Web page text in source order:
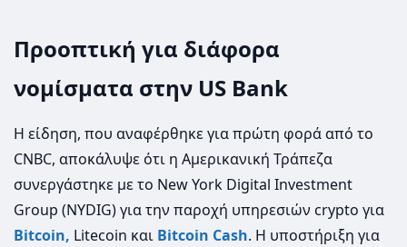
Προοπτική για διάφορα
νομίσματα στην US Bank
Η είδηση, που αναφέρθηκε για πρώτη φορά από το
CNBC, αποκάλυψε ότι η Αμερικανική Τράπεζα
συνεργάστηκε με το New York Digital Investment
Group (NYDIG) για την παροχή υπηρεσιών crypto για
Bitcoin, Litecoin και Bitcoin Cash. Η υποστήριξη για